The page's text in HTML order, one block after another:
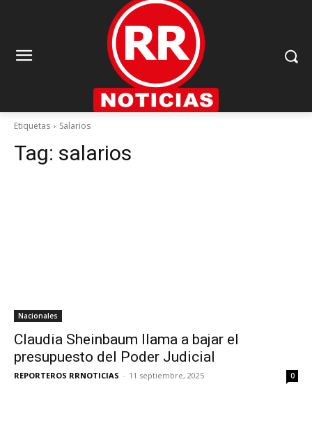
Etiquetas Salarios
Tag: salarios
Nacionales
Claudia Sheinbaum llama a bajar el
presupuesto del Poder Judicial
REPORTEROS RRNOTICIAS - 11 septiembre, 2025 0